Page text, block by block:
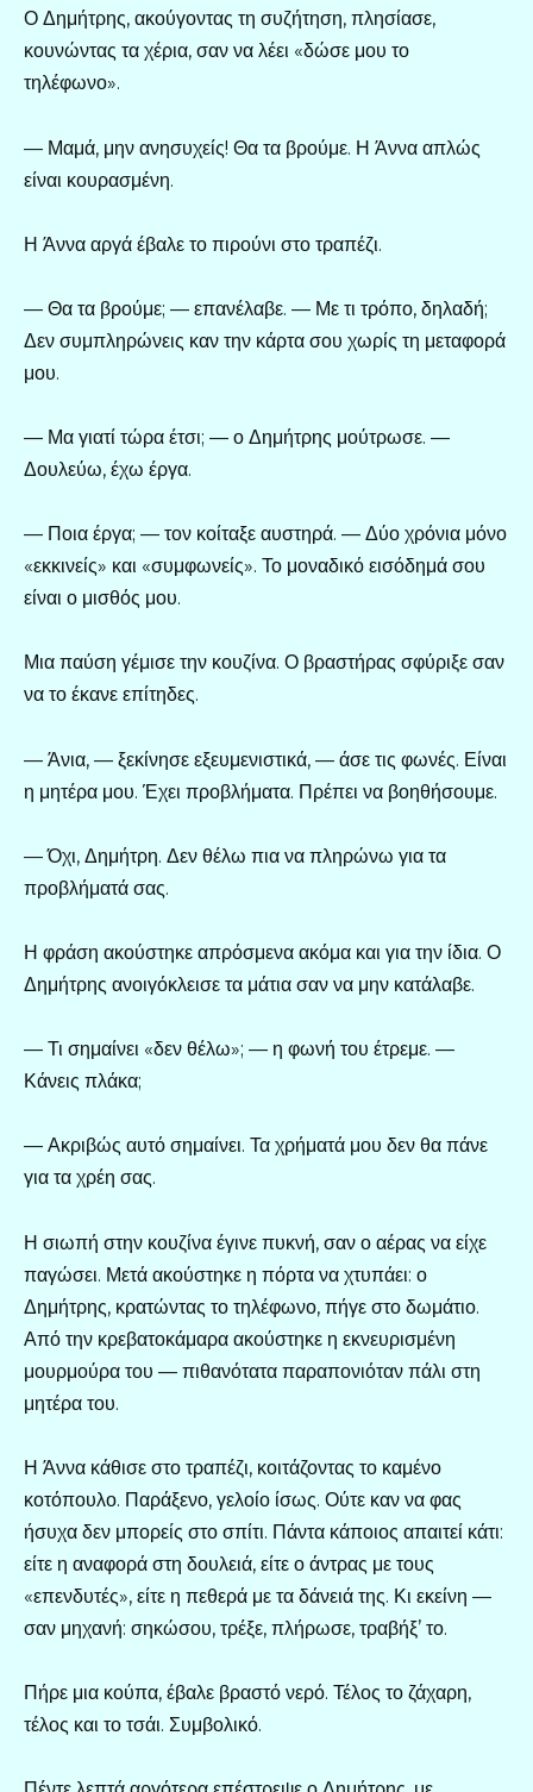
Ο Δημήτρης, ακούγοντας τη συζήτηση, πλησίασε,
κουνώντας τα χέρια, σαν να λέει «δώσε μου το
τηλέφωνο».
— Μαμά, μην ανησυχείς! Θα τα βρούμε. Η Άννα απλώς
είναι κουρασμένη.
Η Άννα αργά έβαλε το πιρούνι στο τραπέζι.
— Θα τα βρούμε; — επανέλαβε. — Με τι τρόπο, δηλαδή;
Δεν συμπληρώνεις καν την κάρτα σου χωρίς τη μεταφορά
μου.
— Μα γιατί τώρα έτσι; — ο Δημήτρης μούτρωσε. —
Δουλεύω, έχω έργα.
— Ποια έργα; — τον κοίταξε αυστηρά. — Δύο χρόνια μόνο
«εκκινείς» και «συμφωνείς». Το μοναδικό εισόδημά σου
είναι ο μισθός μου.
Μια παύση γέμισε την κουζίνα. Ο βραστήρας σφύριξε σαν
να το έκανε επίτηδες.
— Άνια, — ξεκίνησε εξευμενιστικά, — άσε τις φωνές. Είναι
η μητέρα μου. Έχει προβλήματα. Πρέπει να βοηθήσουμε.
— Όχι, Δημήτρη. Δεν θέλω πια να πληρώνω για τα
προβλήματά σας.
Η φράση ακούστηκε απρόσμενα ακόμα και για την ίδια. Ο
Δημήτρης ανοιγόκλεισε τα μάτια σαν να μην κατάλαβε.
— Τι σημαίνει «δεν θέλω»; — η φωνή του έτρεμε. —
Κάνεις πλάκα;
— Ακριβώς αυτό σημαίνει. Τα χρήματά μου δεν θα πάνε
για τα χρέη σας.
Η σιωπή στην κουζίνα έγινε πυκνή, σαν ο αέρας να είχε
παγώσει. Μετά ακούστηκε η πόρτα να χτυπάει: ο
Δημήτρης, κρατώντας το τηλέφωνο, πήγε στο δωμάτιο.
Από την κρεβατοκάμαρα ακούστηκε η εκνευρισμένη
μουρμούρα του — πιθανότατα παραπονιόταν πάλι στη
μητέρα του.
Η Άννα κάθισε στο τραπέζι, κοιτάζοντας το καμένο
κοτόπουλο. Παράξενο, γελοίο ίσως. Ούτε καν να φας
ήσυχα δεν μπορείς στο σπίτι. Πάντα κάποιος απαιτεί κάτι:
είτε η αναφορά στη δουλειά, είτε ο άντρας με τους
«επενδυτές», είτε η πεθερά με τα δάνειά της. Κι εκείνη —
σαν μηχανή: σηκώσου, τρέξε, πλήρωσε, τραβήξ’ το.
Πήρε μια κούπα, έβαλε βραστό νερό. Τέλος το ζάχαρη,
τέλος και το τσάι. Συμβολικό.